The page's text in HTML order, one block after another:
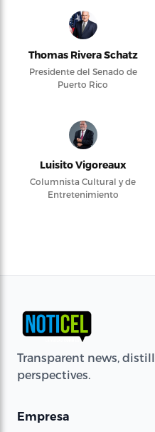
Thomas Rivera Schatz
Presidente del Senado de
Puerto Rico
Luisito Vigoreaux
Columnista Cultural y de
Entretenimiento
Transparent news,
perspectives.
Empresa